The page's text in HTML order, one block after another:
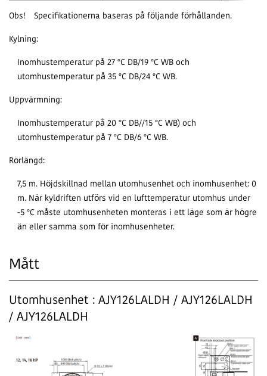
Obs! Specifikationerna baseras på följande förhållanden.
Kylning:
Inomhustemperatur på 27 °C DB/19 °C WB och
utomhustemperatur på 35 °C DB/24 °C WB.
Uppvärmning:
Inomhustemperatur på 20 °C DB//15 °C WB) och
utomhustemperatur på 7 °C DB/6 °C WB.
Rörlängd:
7,5 m. Höjdskillnad mellan utomhusenhet och inomhusenhet: 0
m. När kyldriften utförs vid en lufttemperatur utomhus under
-5 °C måste utomhusenheten monteras i ett läge som är högre
än eller samma som för inomhusenheter.
Mått
Utomhusenhet : AJY126LALDH / AJY126LALDH
/ AJY126LALDH